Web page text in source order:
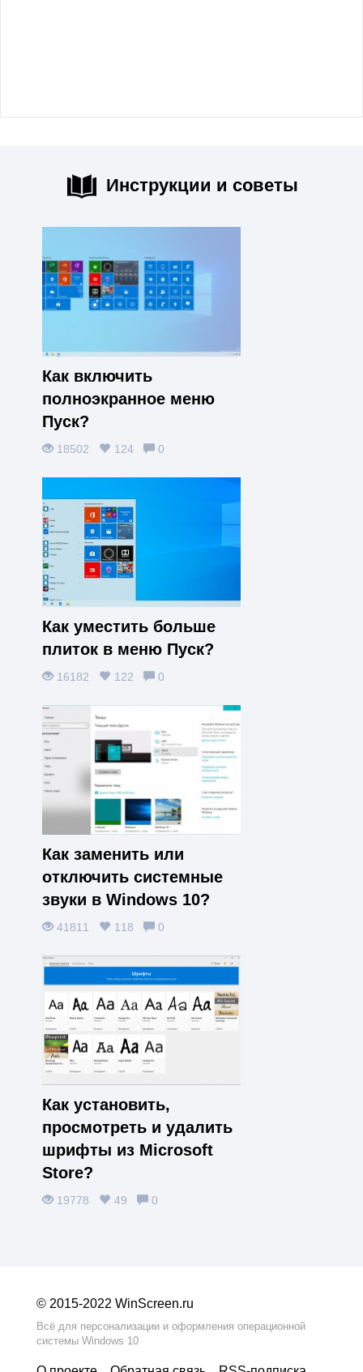
Инструкции и советы
Как включить
полноэкранное меню
Пуск?
18502 124 0
Как уместить больше
плиток в меню Пуск?
16182 122 0
Как заменить или
отключить системные
звуки в Windows 10?
41811 118 0
Как установить,
просмотреть и удалить
шрифты из Microsoft
Store?
19778 49 0
© 2015-2022 WinScreen.ru
Всё для персонализации и оформления операционной
системы Windows 10